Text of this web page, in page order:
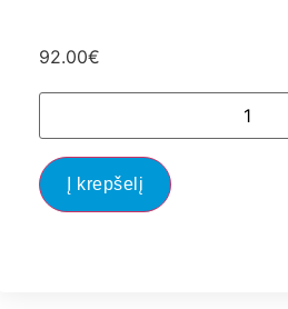
92.00€
Į krepšelį